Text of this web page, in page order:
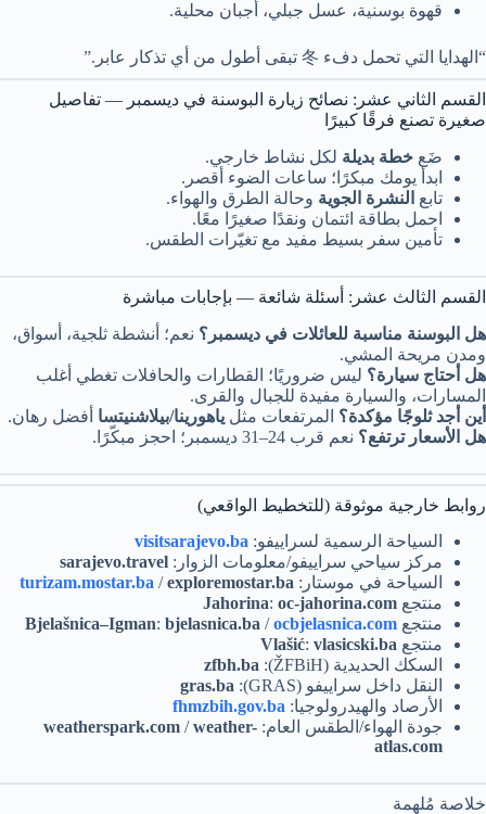
قهوة بوسنية، عسل جبلي، أجبان محلية.
“الهدايا التي تحمل دفء 冬 تبقى أطول من أي تذكار عابر.”
القسم الثاني عشر: نصائح زيارة البوسنة في ديسمبر — تفاصيل
صغيرة تصنع فرقًا كبيرًا
ضَع خطة بديلة لكل نشاط خارجي.
ابدأ يومك مبكرًا؛ ساعات الضوء أقصر.
تابع النشرة الجوية وحالة الطرق والهواء.
احمل بطاقة ائتمان ونقدًا صغيرًا معًا.
تأمين سفر بسيط مفيد مع تغيّرات الطقس.
القسم الثالث عشر: أسئلة شائعة — بإجابات مباشرة
هل البوسنة مناسبة للعائلات في ديسمبر؟ نعم؛ أنشطة ثلجية، أسواق،
ومدن مريحة المشي.
هل أحتاج سيارة؟ ليس ضروريًا؛ القطارات والحافلات تغطي أغلب
المسارات، والسيارة مفيدة للجبال والقرى.
أين أجد ثلوجًا مؤكدة؟ المرتفعات مثل ياهورينا/بيلاشنيتسا أفضل رهان.
هل الأسعار ترتفع؟ نعم قرب 24–31 ديسمبر؛ احجز مبكّرًا.
روابط خارجية موثوقة (للتخطيط الواقعي)
السياحة الرسمية لسراييفو: visitsarajevo.ba
مركز سياحي سراييفو/معلومات الزوار: sarajevo.travel
السياحة في موستار:
turizam.mostar.ba /exploremostar.ba
منتجع
Jahorina: oc-jahorina.com
منتجع
Bjelašnica–Igman: bjelasnica.ba /ocbjelasnica.com
منتجع
Vlašić: vlasicski.ba
السكك الحديدية (ŽFBiH):
zfbh.ba
النقل داخل سراييفو (GRAS):
gras.ba
الأرصاد والهيدرولوجيا: fhmzbih.gov.ba
جودة الهواء/الطقس العام:
weatherspark.com /weather-
atlas.com
خلاصة مُلهِمة